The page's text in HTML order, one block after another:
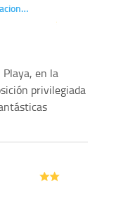
en la
privilegiada